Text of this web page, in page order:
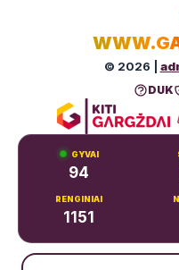
© 2026 |
DUK
94
1151
Dariaus ir